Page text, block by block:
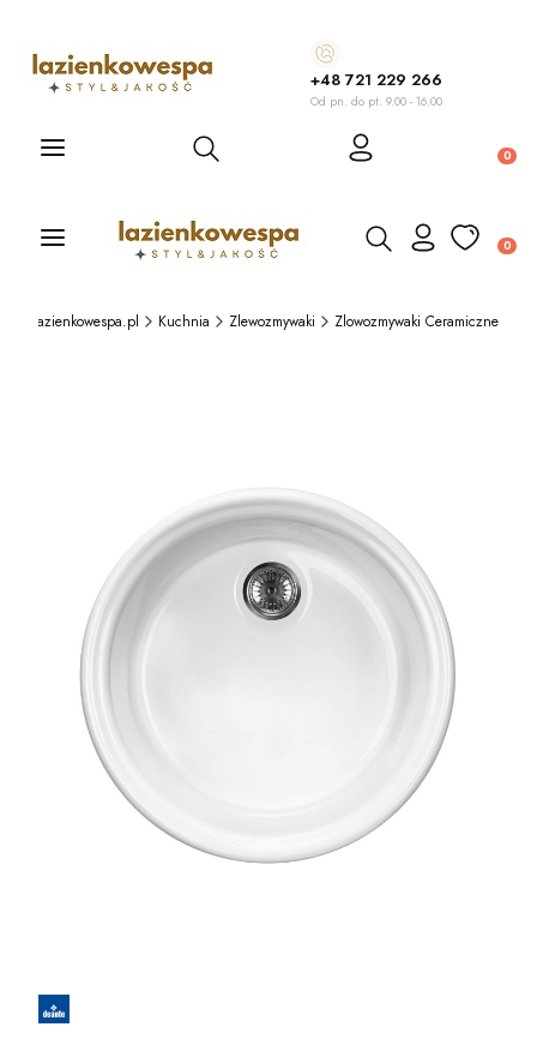
+48 721 229 266
Od pn. do pt. 9.00 - 16.00
Otwórz wyszukiwarkę
Otwórz wyszukiwarkę
Lazienkowespa.pl Kuchnia Zlewozmywaki Zlowozmywaki Ceramiczne